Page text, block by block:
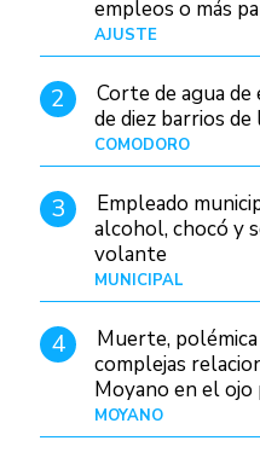
empleos o más
AJUSTE
2
Corte de agua de
de diez barrios de
COMODORO
3
Empleado
alcohol, chocó y
volante
MUNICIPAL
4
Muerte,
complejas
Moyano en el ojo
MOYANO